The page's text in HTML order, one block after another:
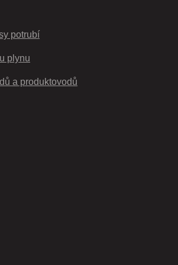
potrubí
plynu
a produktovodů